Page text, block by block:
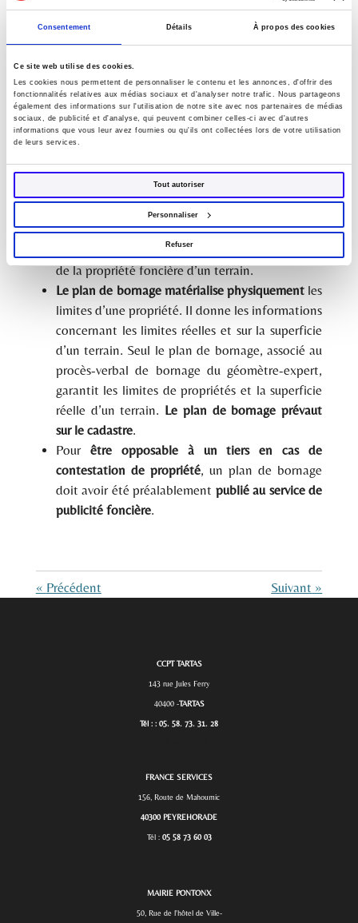
Consentement Détails À propos des cookies
Ce site web utilise des cookies.
Les cookies nous permettent de personnaliser le contenu et les annonces, d'offrir des
fonctionnalités relatives aux médias sociaux et d'analyser notre trafic. Nous partageons
également des informations sur l'utilisation de notre site avec nos partenaires de médias
sociaux, de publicité et d'analyse, qui peuvent combiner celles-ci avec d'autres
informations que vous leur avez fournies ou qu'ils ont collectées lors de votre utilisation
de leurs services.
Tout autoriser
Personnaliser
Refuser
l’obligation de le conserver.
Les Géomètres-Experts disposent aussi
d’unoutil de cartographie foncière qui peut être
consulté
Le plan de bornage ne doit pas être confondu avec
Le plan cadastral est un document administratif
à caractère fiscal. Il sert à définir l'assiette des
impôts fonciers et ne garantit pas les limites de
la propriété. Il ne constitue donc pas une preuve
de la propriété foncière d’un terrain.
Le plan de bornage matérialise physiquement les
limites d’une propriété. Il donne les informations
concernant les limites réelles et sur la superficie
d’un terrain. Seul le plan de bornage, associé au
procès-verbal de bornage du géomètre-expert,
garantit les limites de propriétés et la superficie
réelle d’un terrain. Le plan de bornage prévaut
sur le cadastre.
Pour être opposable à un tiers en cas de
contestation de propriété, un plan de bornage
doit avoir été préalablement publié au service de
publicité foncière.
« Précédent Suivant »
CCPT TARTAS
143 rue Jules Ferry
40400 -TARTAS
Tél : : 05. 58. 73. 31. 28
FRANCE SERVICES
156, Route de Mahoumic
40300 PEYREHORADE
Tél : 05 58 73 60 03
MAIRIE PONTONX
50, Rue de l'hôtel de Ville-